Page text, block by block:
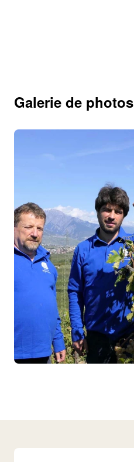
Galerie de photos